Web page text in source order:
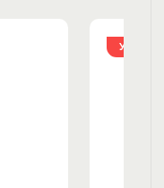
УХОД